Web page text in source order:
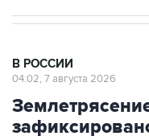
В РОССИИ
04:02, 7 августа 2026